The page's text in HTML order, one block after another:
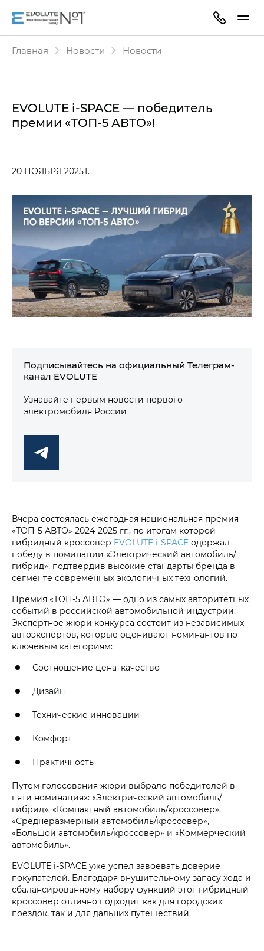
Главная Новости Новости
EVOLUTE i‑SPACE — победитель
премии «ТОП-5 АВТО»!
20 НОЯБРЯ 2025 Г.
Подписывайтесь на официальный Телеграм-
канал EVOLUTE
Узнавайте первым новости первого
электромобиля России
Вчера состоялась ежегодная национальная премия
«ТОП-5 АВТО» 2024-2025 гг., по итогам которой
гибридный кроссовер EVOLUTE i‑SPACE одержал
победу в номинации «Электрический автомобиль/
гибрид», подтвердив высокие стандарты бренда в
сегменте современных экологичных технологий.
Премия «ТОП-5 АВТО» — одно из самых авторитетных
событий в российской автомобильной индустрии.
Экспертное жюри конкурса состоит из независимых
автоэкспертов, которые оценивают номинантов по
ключевым категориям:
Соотношение цена–качество
Дизайн
Технические инновации
Комфорт
Практичность
Путем голосования жюри выбрало победителей в
пяти номинациях: «Электрический автомобиль/
гибрид», «Компактный автомобиль/кроссовер»,
«Среднеразмерный автомобиль/кроссовер»,
«Большой автомобиль/кроссовер» и «Коммерческий
автомобиль».
EVOLUTE i‑SPACE уже успел завоевать доверие
покупателей. Благодаря внушительному запасу хода и
сбалансированному набору функций этот гибридный
кроссовер отлично подходит как для городских
поездок, так и для дальних путешествий.